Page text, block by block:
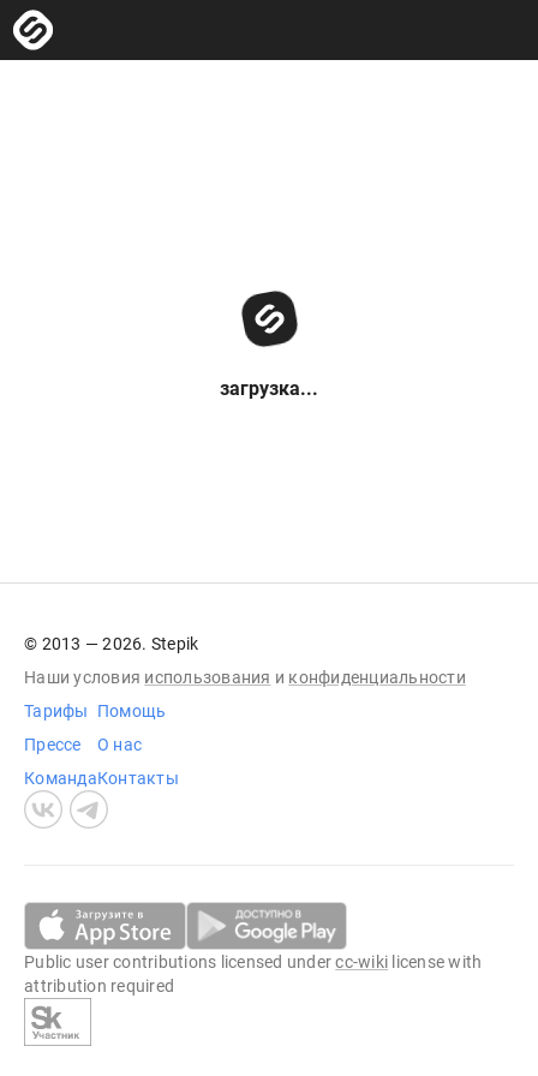
загрузка...
© 2013 — 2026. Stepik
Наши условия использования и конфиденциальности
Тарифы
Прессе
Команда
Помощь
О нас
Контакты
Public user contributions licensed undercc-wiki license with
attribution required